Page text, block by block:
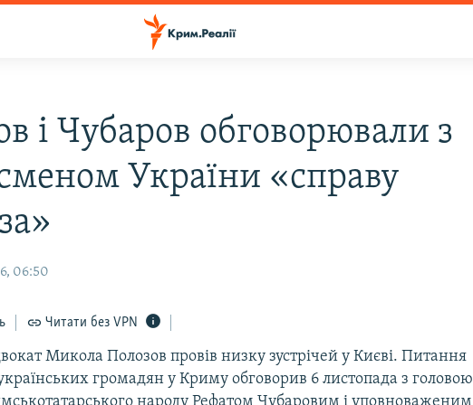
і Чубаров обговорювали з
України «справу
06:50
Читати без VPN
Микола Полозов провів низку зустрічей у Києві. Питання
громадян у Криму обговорив 6 листопада з головою